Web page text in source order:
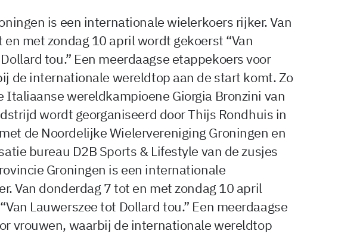
is een internationale wielerkoers rijker. Van
met zondag 10 april wordt gekoerst “Van
tou.” Een meerdaagse etappekoers voor
de internationale wereldtop aan de start komt. Zo
Italiaanse wereldkampioene Giorgia Bronzini van
wordt georganiseerd door Thijs Rondhuis in
de Noordelijke Wielervereniging Groningen en
bureau D2B Sports & Lifestyle van de zusjes
Groningen is een internationale
Van donderdag 7 tot en met zondag 10 april
Lauwerszee tot Dollard tou.” Een meerdaagse
vrouwen, waarbij de internationale wereldtop